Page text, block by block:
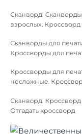
Сканворд.
взрослых. Кроссворд
Сканворды для
Кроссворды для
Кроссворды для
несложные.
Сканворд.
Отгадать кроссворд